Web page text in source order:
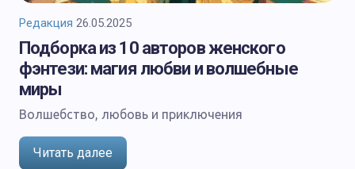
Редакция 26.05.2025
Подборка из 10 авторов женского
фэнтези: магия любви и волшебные
миры
Волшебство, любовь и приключения
Читать далее